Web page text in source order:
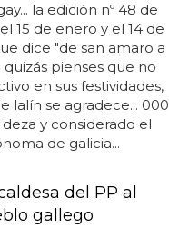
la edición nº 48 de
15 de enero y el 14 de
dice "de san amaro a
quizás pienses que no
en sus festividades,
lalín se agradece... 000
y considerado el
de galicia...
del PP al
gallego